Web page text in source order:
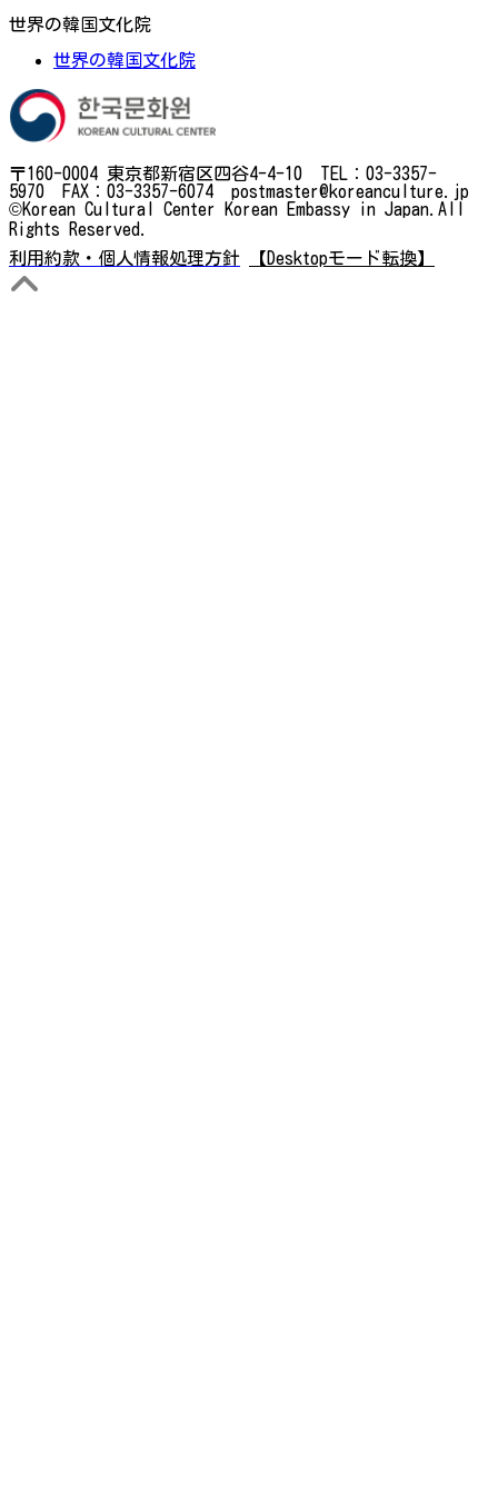
世界の韓国文化院
世界の韓国文化院
〒160-0004 東京都新宿区四谷4-4-10 TEL：03-3357-
5970 FAX：03-3357-6074 postmaster@koreanculture.jp
©Korean Cultural Center Korean Embassy in Japan.All
Rights Reserved.
利用約款・個人情報処理方針
【Desktopモード転換】